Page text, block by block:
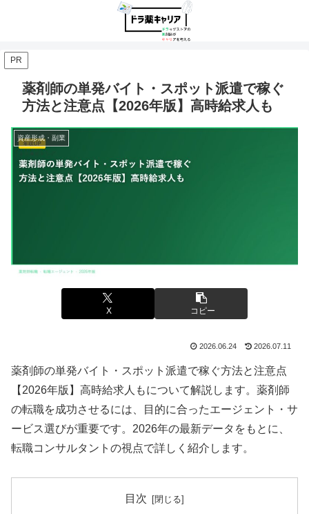
PR
薬剤師の単発バイト・スポット派遣で稼ぐ
方法と注意点【2026年版】高時給求人も
資産形成・副業
X コピー
2026.06.24 2026.07.11
薬剤師の単発バイト・スポット派遣で稼ぐ方法と注意点
【2026年版】高時給求人もについて解説します。薬剤師
の転職を成功させるには、目的に合ったエージェント・サ
ービス選びが重要です。2026年の最新データをもとに、
転職コンサルタントの視点で詳しく紹介します。
目次